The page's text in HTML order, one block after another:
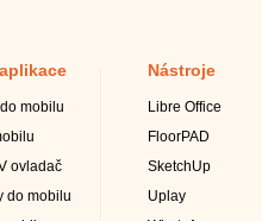
mobilu
ovladač
do mobilu
Nástroje
Libre Office
FloorPAD
SketchUp
Uplay